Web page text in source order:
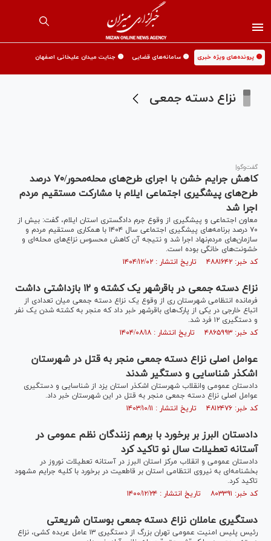
🟡 پرونده‌های ویژه خبری 🟡 سامانه‌های قضایی 🟡 جنایت میدان علیخانی اصفهان
نزاع دسته جمعی
گفت‌و‌گو|
کاهش جرایم خشن با اجرای طرح‌های محله‌محور/۷۰ درصد
طرح‌های پیشگیری اجتماعی ایلام با مشارکت مستقیم مردم
اجرا شد
معاون اجتماعی و پیشگیری از وقوع جرم دادگستری استان ایلام، گفت: بیش از
۷۰ درصد برنامه‌های پیشگیری اجتماعی سال ۱۴۰۴ با همکاری مستقیم مردم و
سازمان‌های مردم‌نهاد اجرا شد و نتیجه آن کاهش محسوس نزاع‌های محله‌ای و
خشونت‌های خانگی بوده است.
کد خبر: ۴۸۸۱۶۴۲ تاریخ انتشار : ۱۴۰۴/۱۲/۰۲
نزاع دسته جمعی در باقرشهر یک کشته و ۱۲ بازداشتی داشت
فرمانده انتظامی شهرستان ری از وقوع یک نزاع دسته جمعی میان تعدادی از
اتباع خارجی در یکی از پارک‌های باقرشهر خبر داد که منجر به کشته شدن یک نفر
و دستگیری ۱۲ فرد شد.
کد خبر: ۴۸۶۵۹۹۳ تاریخ انتشار : ۱۴۰۴/۰۸/۱۸
عوامل اصلی نزاع دسته جمعی منجر به قتل در شهرستان
اشکذر شناسایی و دستگیر شدند
دادستان عمومی وانقلاب شهرستان اشکذر استان یزد از شناسایی و دستگیری
عوامل اصلی نزاع دسته جمعی منجر به قتل در این شهرستان خبر داد.
کد خبر: ۴۸۱۲۴۷۶ تاریخ انتشار : ۱۴۰۳/۱۰/۱۱
دادستان البرز بر برخورد با برهم زنندگان نظم عمومی در
آستانه تعطیلات سال نو تاکید کرد
دادستان عمومی و انقلاب مرکز استان البرز در آستانه تعطیلات نوروز در
بخشنامه‌ای به نیروی انتظامی استان بر قاطعیت در برخورد با کلیه جرایم مشهود
تاکید کرد.
کد خبر: ۸۰۳۳۹۱ تاریخ انتشار : ۱۴۰۰/۱۲/۲۴
دستگیری عاملان نزاع دسته جمعی بوستان شریعتی
رئیس پلیس امنیت عمومی تهران بزرگ از دستگیری ۱۳ عامل عربده کشی، نزاع